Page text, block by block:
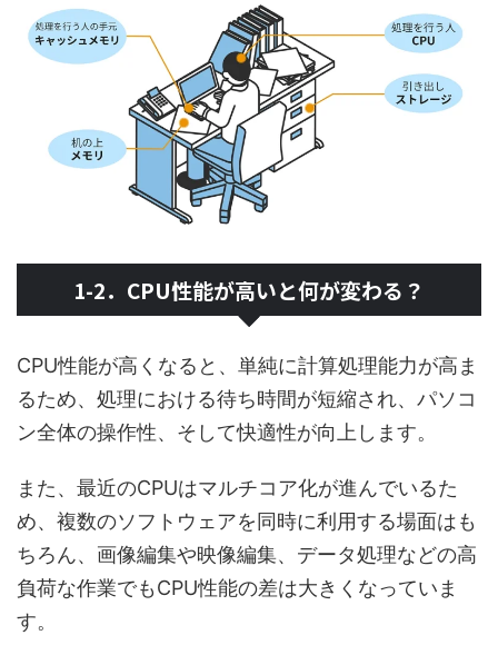
1-2．CPU性能が高いと何が変わる？
CPU性能が高くなると、単純に計算処理能力が高ま
るため、処理における待ち時間が短縮され、パソコ
ン全体の操作性、そして快適性が向上します。
また、最近のCPUはマルチコア化が進んでいるた
め、複数のソフトウェアを同時に利用する場面はも
ちろん、画像編集や映像編集、データ処理などの高
負荷な作業でもCPU性能の差は大きくなっていま
す。